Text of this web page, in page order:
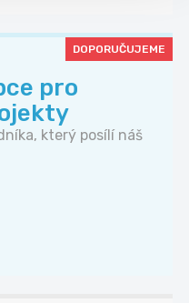
DOPORUČUJEME
pro
který posílí náš